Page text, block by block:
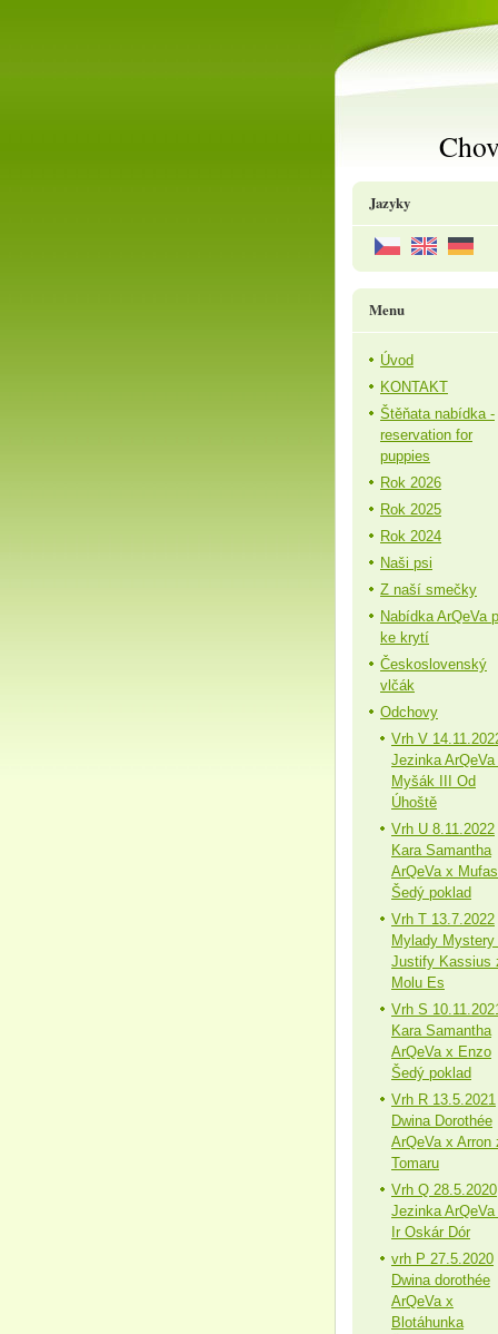
Jazyky
Menu
Úvod
KONTAKT
Štěňata nabídka -
reservation for
puppies
Rok 2026
Rok 2025
Rok 2024
Naši psi
Z naší smečky
Nabídka ArQeVa
ke krytí
Československý
vlčák
Odchovy
Vrh V
Jezinka ArQeVa
Myšák III Od
Úhoště
Vrh U 8.11.2022
Kara Samantha
ArQeVa x
Šedý poklad
Vrh T 13.7.2022
Mylady Mystery
Justify Kassius
Molu Es
Vrh S
Kara Samantha
ArQeVa x Enzo
Šedý poklad
Vrh R 13.5.2021
Dwina Dorothée
ArQeVa x Arron
Tomaru
Vrh Q 28.5.2020
Jezinka ArQeVa
Ir Oskár Dór
vrh P 27.5.2020
Dwina dorothée
ArQeVa x
Blotáhunka